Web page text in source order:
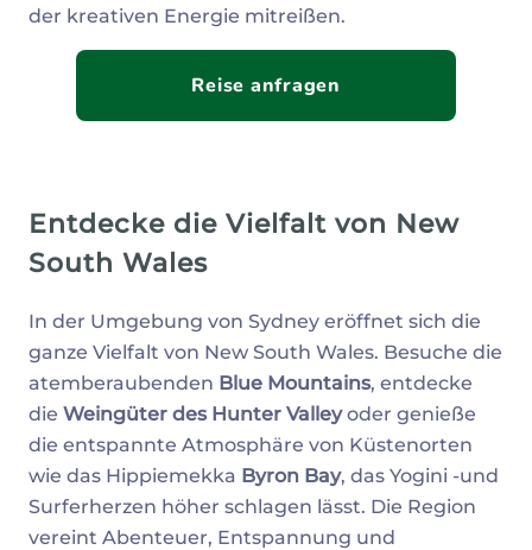
der kreativen Energie mitreißen.
Reise anfragen
Entdecke die Vielfalt von New
South Wales
In der Umgebung von Sydney eröffnet sich die
ganze Vielfalt von New South Wales. Besuche die
atemberaubenden Blue Mountains, entdecke
die Weingüter des Hunter Valleyoder genieße
die entspannte Atmosphäre von Küstenorten
wie das Hippiemekka Byron Bay, das Yogini -und
Surferherzen höher schlagen lässt. Die Region
vereint Abenteuer, Entspannung und